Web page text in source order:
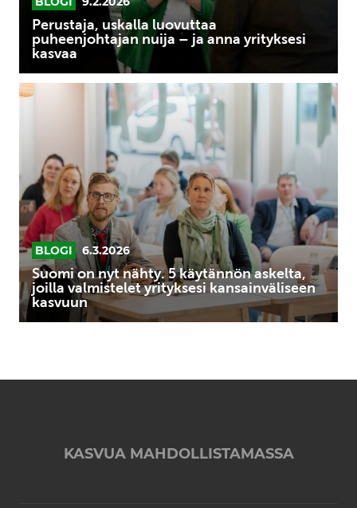
kasvaa
Perustaja, uskalla luovuttaa
puheenjohtajan nuija – ja anna yrityksesi
kasvaa
Suomi
käytännön
askelta,
joilla
valmistelet
yrityksesi
kansainväliseen
kasvuun
BLOGI 6.3.2026
Suomi on nyt nähty. 5 käytännön askelta,
joilla valmistelet yrityksesi kansainväliseen
kasvuun
KASVUA MAHDOLLISTAMASSA